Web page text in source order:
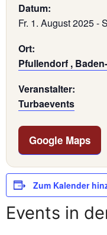
Datum:
Fr. 1. August 2025-
Ort:
Pfullendorf ,
Veranstalter:
Turbaevents
Google Maps
Zum Kalender
Events in